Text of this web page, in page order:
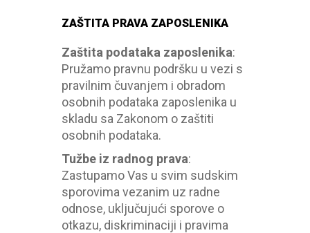
ZAŠTITA PRAVA ZAPOSLENIKA
Zaštita podataka zaposlenika:
Pružamo pravnu podršku u vezi s
pravilnim čuvanjem i obradom
osobnih podataka zaposlenika u
skladu sa Zakonom o zaštiti
osobnih podataka.
Tužbe iz radnog prava:
Zastupamo Vas u svim sudskim
sporovima vezanim uz radne
odnose, uključujući sporove o
otkazu, diskriminaciji i pravima